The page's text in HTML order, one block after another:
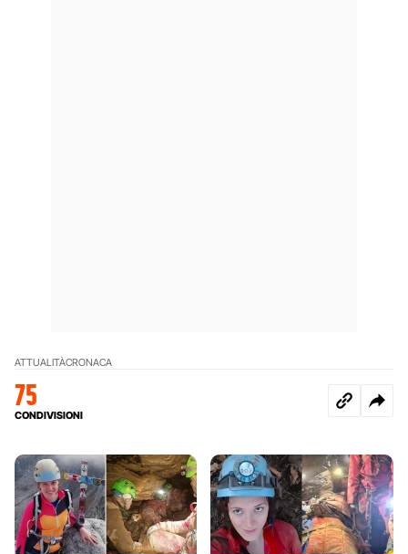
ATTUALITÀCRONACA
75
CONDIVISIONI